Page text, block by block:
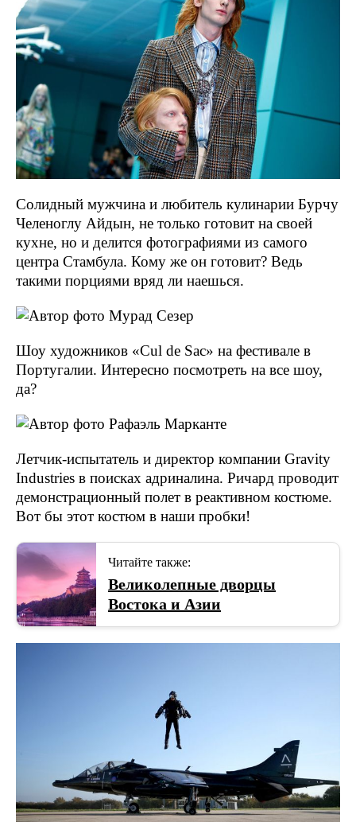
Солидный мужчина и любитель кулинарии Бурчу
Челеноглу Айдын, не только готовит на своей
кухне, но и делится фотографиями из самого
центра Стамбула. Кому же он готовит? Ведь
такими порциями вряд ли наешься.
Шоу художников «Cul de Sac» на фестивале в
Португалии. Интересно посмотреть на все шоу,
да?
Летчик-испытатель и директор компании Gravity
Industries в поисках адриналина. Ричард проводит
демонстрационный полет в реактивном костюме.
Вот бы этот костюм в наши пробки!
Читайте также:
Великолепные дворцы
Востока и Азии